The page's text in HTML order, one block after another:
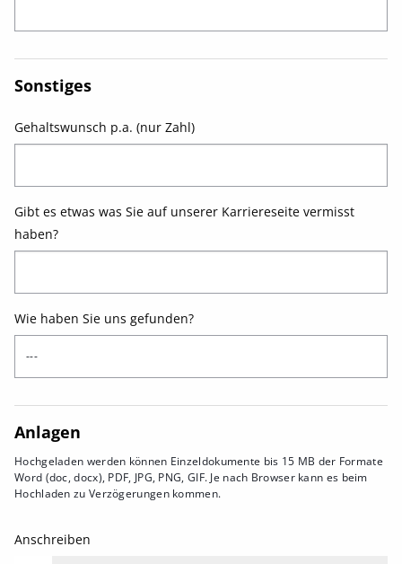
Sonstiges
Gehaltswunsch p.a. (nur Zahl)
Gibt es etwas was Sie auf unserer Karriereseite vermisst
haben?
Wie haben Sie uns gefunden?
Anlagen
Hochgeladen werden können Einzeldokumente bis 15 MB der Formate
Word (doc, docx), PDF, JPG, PNG, GIF. Je nach Browser kann es beim
Hochladen zu Verzögerungen kommen.
Anschreiben